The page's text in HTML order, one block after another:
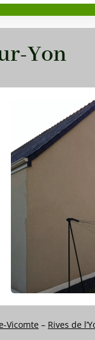
Yon
Vicomte – Rives de